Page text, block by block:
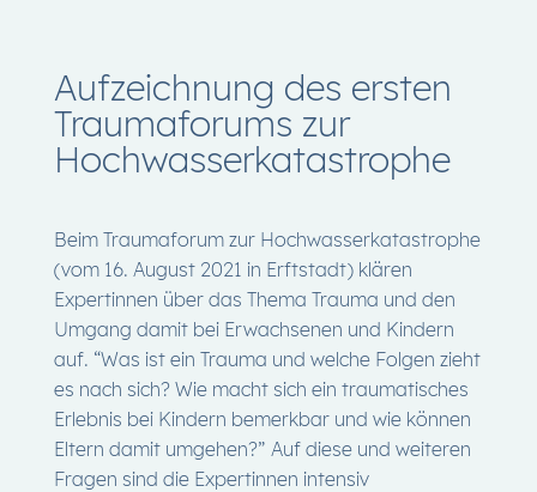
Aufzeichnung des ersten
Traumaforums zur
Hochwasserkatastrophe
Beim Traumaforum zur Hochwasserkatastrophe
(vom 16. August 2021 in Erftstadt) klären
Expertinnen über das Thema Trauma und den
Umgang damit bei Erwachsenen und Kindern
auf. “Was ist ein Trauma und welche Folgen zieht
es nach sich? Wie macht sich ein traumatisches
Erlebnis bei Kindern bemerkbar und wie können
Eltern damit umgehen?” Auf diese und weiteren
Fragen sind die Expertinnen intensiv